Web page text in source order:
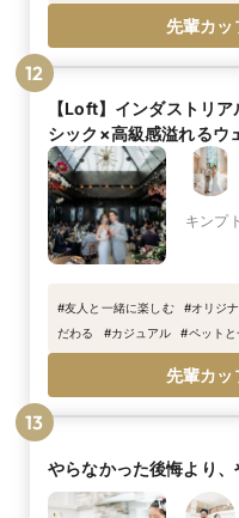
#T&G #トレンド #インナーガ
先輩カッ
12
【Loft】インダストリ
シック×高級感溢れるウ
キンプ
#友人と一緒に楽しむ #オリジ
だわる
#カジュアル #ペットと
先輩カッ
13
やらなかった後悔より、